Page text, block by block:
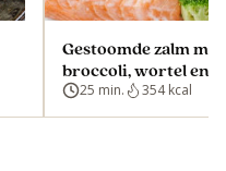
Gestoomde zalm
broccoli, wortel en
25 min. 354 kcal